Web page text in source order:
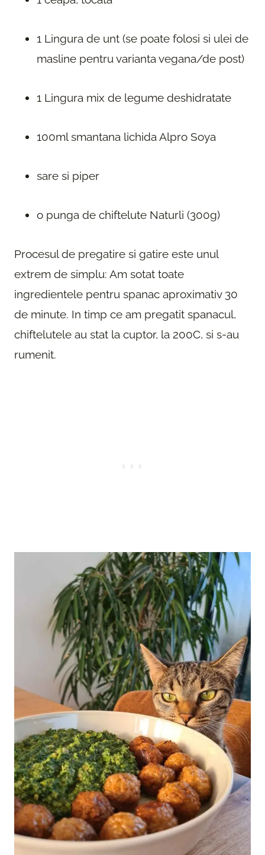
1 Lingura de unt (se poate folosi si ulei de
masline pentru varianta vegana/de post)
1 Lingura mix de legume deshidratate
100ml smantana lichida Alpro Soya
sare si piper
o punga de chiftelute Naturli (300g)
Procesul de pregatire si gatire este unul
extrem de simplu: Am sotat toate
ingredientele pentru spanac aproximativ 30
de minute. In timp ce am pregatit spanacul,
chiftelutele au stat la cuptor, la 200C, si s-au
rumenit.